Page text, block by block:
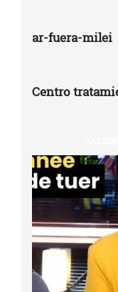
ar-fuera-milei
Centro